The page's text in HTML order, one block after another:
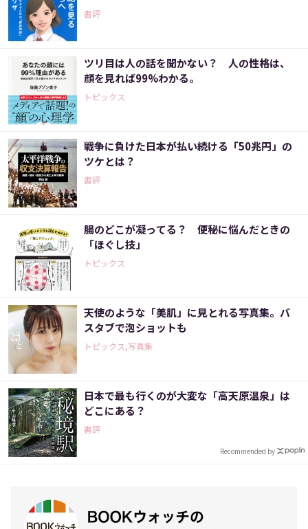
書評
ツリ目は人の話を聞かない？ 人の性格は、
顔を見れば99%わかる。
トピックス
戦争に負けた日本が払い続ける「50兆円」の
ツケとは？
書評
腸のどこが凝ってる？ 便秘に悩んだときの
「ほぐし技」
トピックス
天使のような「美肌」に見とれる写真集。バ
スタブで泡ショットも
トピックス,写真集
日本で最も行くのが大変な「高天原温泉」は
どこにある？
書評
Recommended by